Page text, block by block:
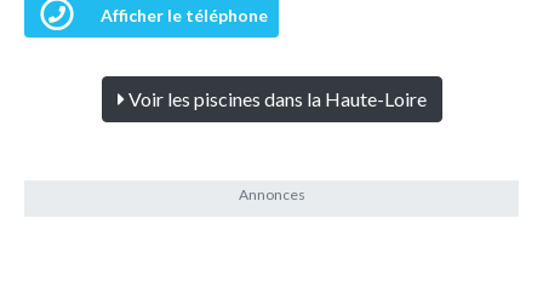
Afficher le téléphone
Voir les piscines dans la Haute-Loire